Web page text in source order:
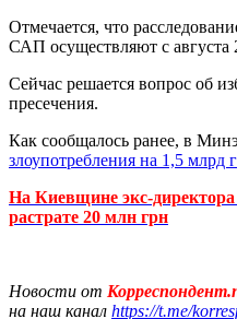
Отмечается, что
САП осуществляют с августа
Сейчас решается вопрос об
пресечения.
Как сообщалось ранее, в
злоупотребления на 1,5 млрд
На Киевщине экс-
растрате 20 млн грн
Новости от
на наш канал https://t.me/